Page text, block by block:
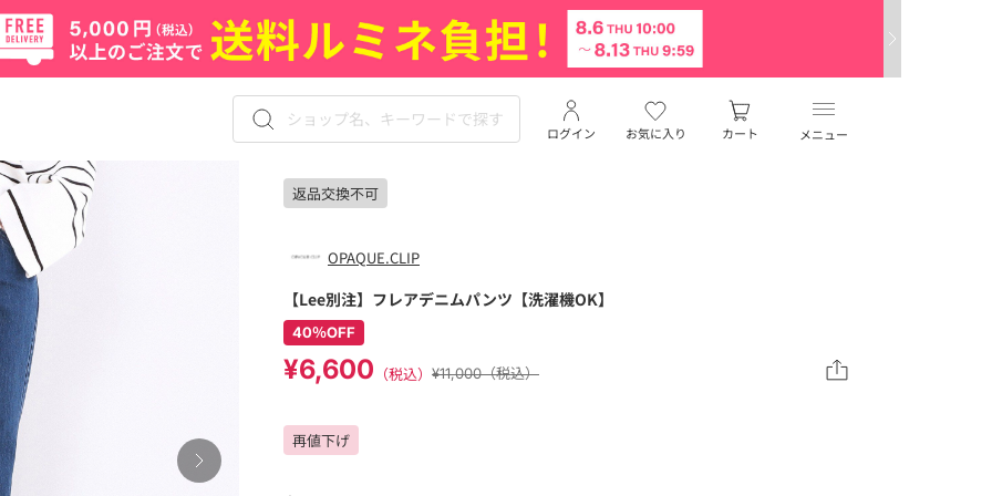
メニュー
お気に入り
ログイン カート
返品交換不可
OPAQUE.CLIP
【Lee別注】フレアデニムパンツ【洗濯機OK】
40％OFF
¥6,600 （税込） ¥11,000（税込）
再値下げ